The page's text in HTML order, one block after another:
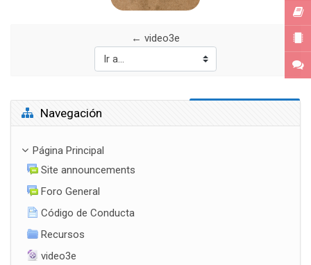
← video3e
Salta Navegación
Navegación
Página Principal
Site announcements
Foro General
Código de Conducta
Recursos
video3e